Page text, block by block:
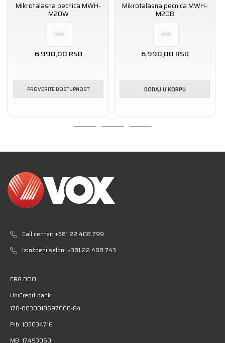
Mikrotalasna pecnica MWH-
M20W
6.990,00 RSD
PROVERITE DOSTUPNOST
Mikrotalasna pecnica MWH-
M20B
6.990,00 RSD
DODAJ U KORPU
Call centar: +381 22 408 799
Izložbeni salon: +381 22 408 743
ERG DOO
UniCredit bank
170-0030018697000-84
Pib: 103034716
MB: 17493060